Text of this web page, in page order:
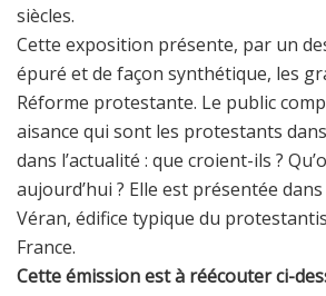
siècles.
Cette exposition présente, par un
épuré et de façon synthétique, les
Réforme protestante. Le public
aisance qui sont les protestants
dans l’actualité : que croient-ils ?
aujourd’hui ? Elle est présentée
Véran, édifice typique du
France.
Cette émission est à réécouter ci-